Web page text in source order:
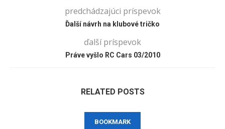
predchádzajúci príspevok
Ďalší návrh na klubové tričko
ďalší príspevok
Práve vyšlo RC Cars 03/2010
RELATED POSTS
BOOKMARK